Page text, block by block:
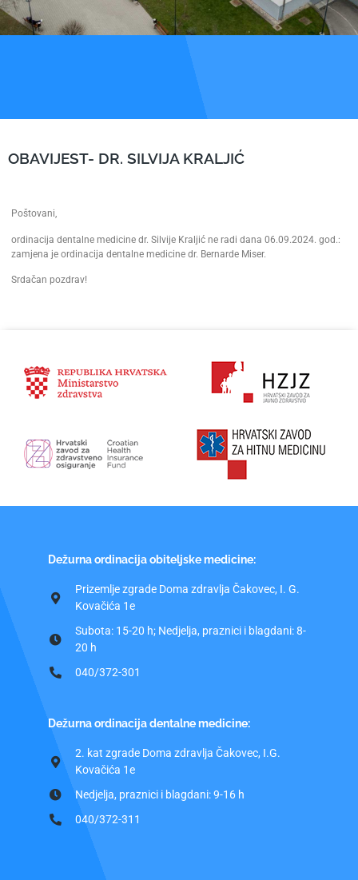
OBAVIJEST- DR. SILVIJA KRALJIĆ
Poštovani,
ordinacija dentalne medicine dr. Silvije Kraljić ne radi dana 06.09.2024. god.:
zamjena je ordinacija dentalne medicine dr. Bernarde Miser.
Srdačan pozdrav!
Dežurna ordinacija obiteljske medicine:
Prizemlje zgrade Doma zdravlja Čakovec, I. G.
Kovačića 1e
Subota: 15-20 h; Nedjelja, praznici i blagdani: 8-
20 h
040/372-301
Dežurna ordinacija dentalne medicine:
2. kat zgrade Doma zdravlja Čakovec, I.G.
Kovačića 1e
Nedjelja, praznici i blagdani: 9-16 h
040/372-311